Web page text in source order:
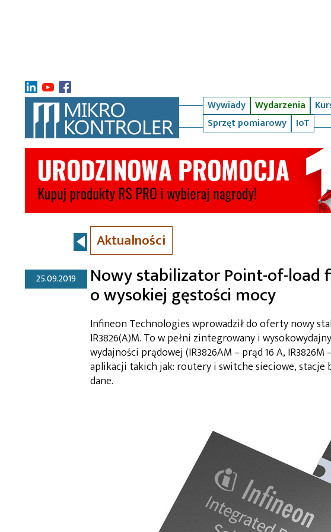
Wywiady Wydarzenia
Sprzęt pomiarowy
IoT
Aktualności
25.09.2019 Nowy stabilizator Point-of-load
o wysokiej gęstości mocy
Infineon Technologies wprowadził do oferty nowy
IR3826(A)M. To w pełni zintegrowany i
wydajności prądowej (IR3826AM – prąd 16 A,
aplikacji takich jak: routery i switche sieciowe, stacje
dane.